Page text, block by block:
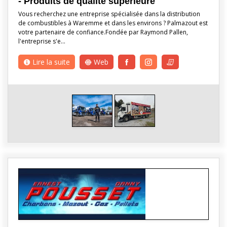
Vous recherchez une entreprise spécialisée dans la distribution
de combustibles à Waremme et dans les environs ? Palmazout est
votre partenaire de confiance.Fondée par Raymond Pallen,
l'entreprise s'e…
Lire la suite Web